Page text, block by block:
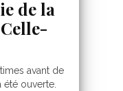
de la
avant de
ouverte.